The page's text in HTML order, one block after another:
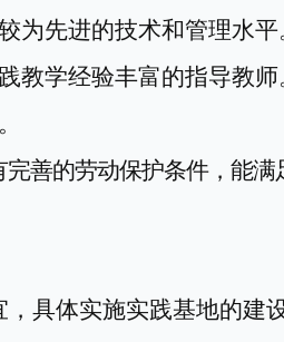
为先进的技术和管理水平
践教学经验丰富的指导教师
善的劳动保护条件，能
具体实施实践基地的建